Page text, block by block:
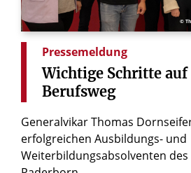
©
Pressemeldung
Wichtige Schritte auf
Berufsweg
Generalvikar Thomas
erfolgreichen Ausbildungs- und
Weiterbildungsabsolventen des